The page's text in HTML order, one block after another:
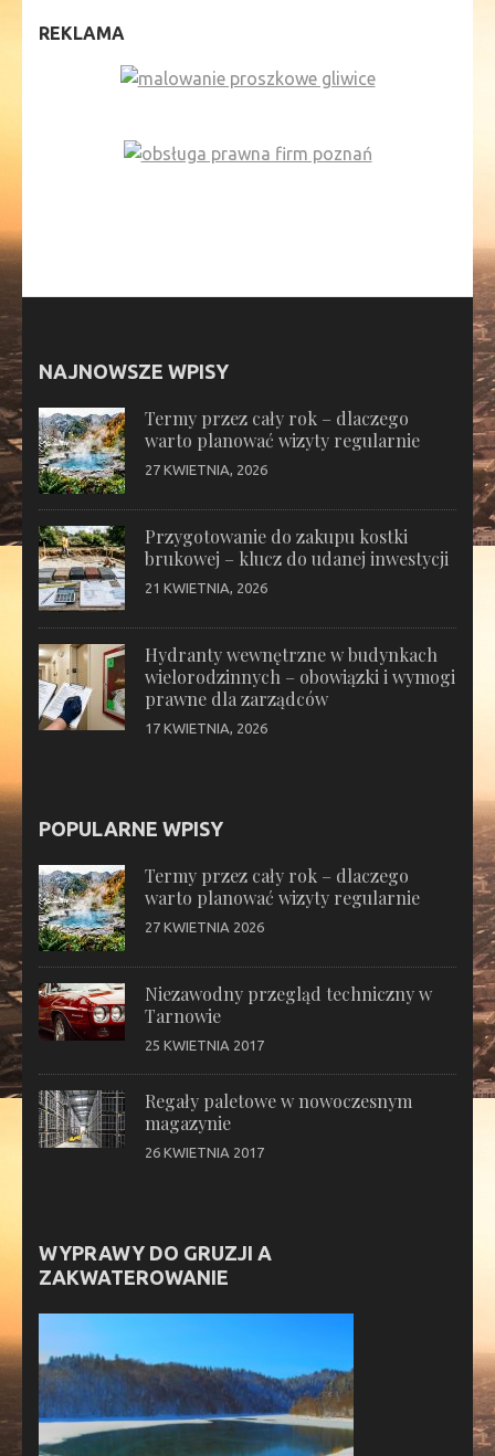
REKLAMA
NAJNOWSZE WPISY
Termy przez cały rok – dlaczego
warto planować wizyty regularnie
27 KWIETNIA, 2026
Przygotowanie do zakupu kostki
brukowej – klucz do udanej inwestycji
21 KWIETNIA, 2026
Hydranty wewnętrzne w budynkach
wielorodzinnych – obowiązki i wymogi
prawne dla zarządców
17 KWIETNIA, 2026
POPULARNE WPISY
Termy przez cały rok – dlaczego
warto planować wizyty regularnie
27 KWIETNIA 2026
Niezawodny przegląd techniczny w
Tarnowie
25 KWIETNIA 2017
Regały paletowe w nowoczesnym
magazynie
26 KWIETNIA 2017
WYPRAWY DO GRUZJI A
ZAKWATEROWANIE